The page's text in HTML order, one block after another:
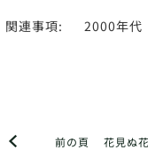
関連事項: 2000年代
前の頁 花見ぬ